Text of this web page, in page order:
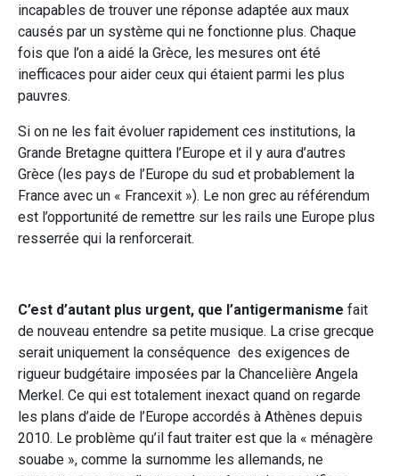
incapables de trouver une réponse adaptée aux maux
causés par un système qui ne fonctionne plus. Chaque
fois que l’on a aidé la Grèce, les mesures ont été
inefficaces pour aider ceux qui étaient parmi les plus
pauvres.
Si on ne les fait évoluer rapidement ces institutions, la
Grande Bretagne quittera l’Europe et il y aura d’autres
Grèce (les pays de l’Europe du sud et probablement la
France avec un « Francexit »). Le non grec au référendum
est l’opportunité de remettre sur les rails une Europe plus
resserrée qui la renforcerait.
C’est d’autant plus urgent, que l’antigermanisme fait
de nouveau entendre sa petite musique. La crise grecque
serait uniquement la conséquence des exigences de
rigueur budgétaire imposées par la Chancelière Angela
Merkel. Ce qui est totalement inexact quand on regarde
les plans d’aide de l’Europe accordés à Athènes depuis
2010. Le problème qu’il faut traiter est que la « ménagère
souabe », comme la surnomme les allemands, ne